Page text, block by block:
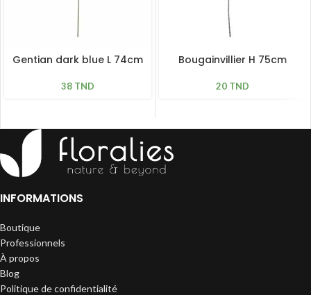
Gentian dark blue L 74cm
38 TND
Bougainvillier H 75cm
20 TND
INFORMATIONS
Boutique
Professionnels
À propos
Blog
Politique de confidentialité